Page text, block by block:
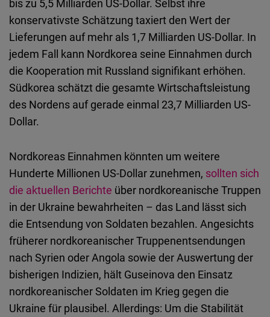
bis zu 5,5 Milliarden US-Dollar. Selbst ihre
konservativste Schätzung taxiert den Wert der
Lieferungen auf mehr als 1,7 Milliarden US-Dollar. In
jedem Fall kann Nordkorea seine Einnahmen durch
die Kooperation mit Russland signifikant erhöhen.
Südkorea schätzt die gesamte Wirtschaftsleistung
des Nordens auf gerade einmal 23,7 Milliarden US-
Dollar.
Nordkoreas Einnahmen könnten um weitere
Hunderte Millionen US-Dollar zunehmen, sollten sich
die aktuellen Berichte über nordkoreanische Truppen
in der Ukraine bewahrheiten – das Land lässt sich
die Entsendung von Soldaten bezahlen. Angesichts
früherer nordkoreanischer Truppenentsendungen
nach Syrien oder Angola sowie der Auswertung der
bisherigen Indizien, hält Guseinova den Einsatz
nordkoreanischer Soldaten im Krieg gegen die
Ukraine für plausibel. Allerdings: Um die Stabilität
D.Vinci
Embed
Typeform
Embed